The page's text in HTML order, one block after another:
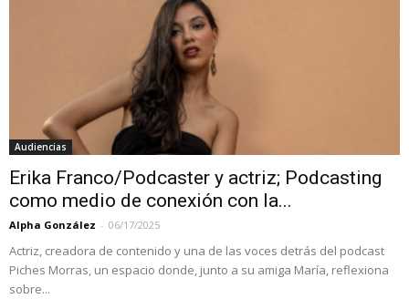
Audiencias
Erika Franco/Podcaster y actriz; Podcasting
como medio de conexión con la...
Alpha González - 06/17/2025
Actriz, creadora de contenido y una de las voces detrás del podcast
Piches Morras, un espacio donde, junto a su amiga María, reflexiona
sobre...